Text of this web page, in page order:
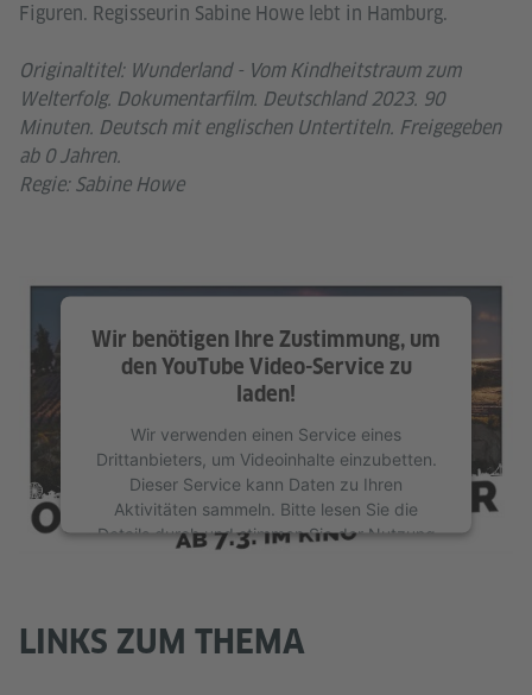
Figuren. Regisseurin Sabine Howe lebt in Hamburg.
Originaltitel: Wunderland - Vom Kindheitstraum zum
Welterfolg. Dokumentarfilm. Deutschland 2023. 90
Minuten. Deutsch mit englischen Untertiteln. Freigegeben
ab 0 Jahren.
Regie: Sabine Howe
Wir benötigen Ihre Zustimmung, um
den YouTube Video-Service zu
laden!
Wir verwenden einen Service eines
Drittanbieters, um Videoinhalte einzubetten.
Dieser Service kann Daten zu Ihren
Aktivitäten sammeln. Bitte lesen Sie die
Details durch und stimmen Sie der Nutzung
LINKS ZUM THEMA